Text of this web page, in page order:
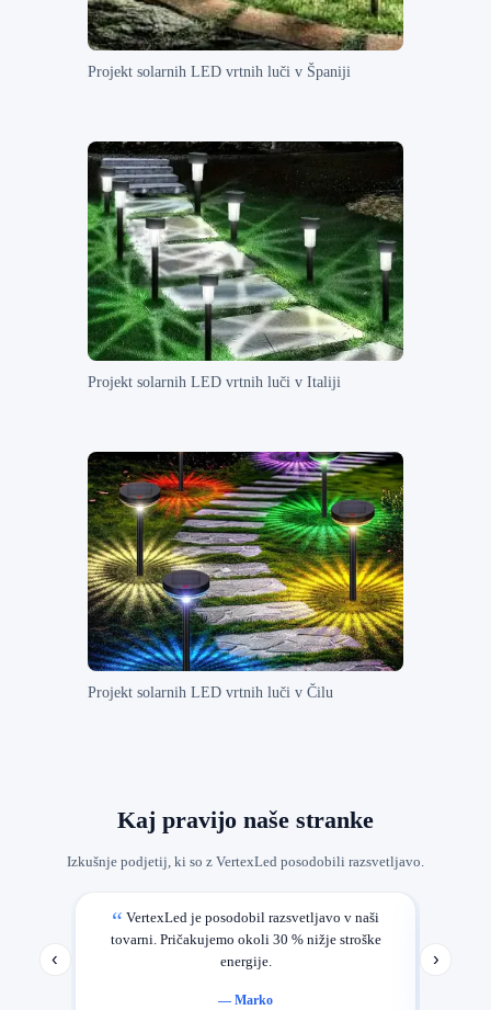
Projekt solarnih LED vrtnih luči v Španiji
Projekt solarnih LED vrtnih luči v Italiji
Projekt solarnih LED vrtnih luči v Čilu
Kaj pravijo naše stranke
Izkušnje podjetij, ki so z VertexLed posodobili razsvetljavo.
‹
VertexLed je posodobil razsvetljavo v naši
tovarni. Pričakujemo okoli 30 % nižje stroške
energije.
— Marko
›